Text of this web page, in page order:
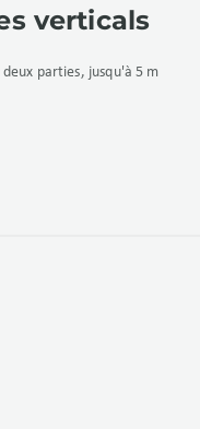
verticals
parties, jusqu'à 5 m